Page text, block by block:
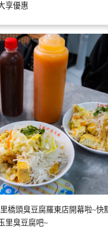
享優惠
橋頭臭豆腐羅東店開幕啦~快
里臭豆腐吧~